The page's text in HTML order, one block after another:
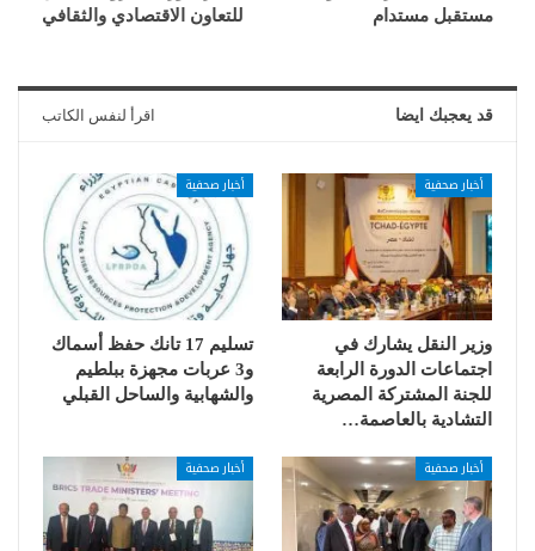
مستقبل مستدام للتعاون الاقتصادي والثقافي
قد يعجبك ايضا اقرأ لنفس الكاتب
أخبار صحفية
وزير النقل يشارك في
اجتماعات الدورة الرابعة
للجنة المشتركة المصرية
التشادية بالعاصمة…
أخبار صحفية
تسليم 17 تانك حفظ أسماك
و3 عربات مجهزة ببلطيم
والشهابية والساحل القبلي
أخبار صحفية أخبار صحفية